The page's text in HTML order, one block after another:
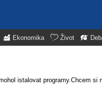
Ekonomika Život
istalovat programy.Chcem